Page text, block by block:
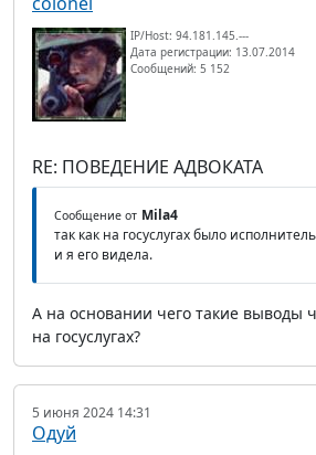
IP/Host: 94.181.145.---
Дата регистрации: 13.07.2014
Сообщений: 5 152
RE: ПОВЕДЕНИЕ АДВОКАТА
Сообщение от Mila4
так как на госуслугах было
и я его видела.
А на основании чего такие выводы
на госуслугах?
5 июня 2024 14:31
Одуй